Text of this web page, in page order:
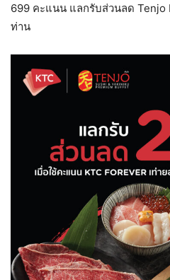
699 คะแนน แลกรับส่วนลด Tenjo
ท่าน